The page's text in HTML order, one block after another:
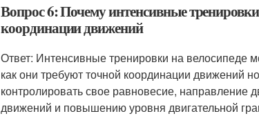
Вопрос 6: Почему интенсивные
координации движений
Ответ: Интенсивные тренировки на велосипеде
как они требуют точной координации движений
контролировать свое равновесие, направление
движений и повышению уровня двигательной